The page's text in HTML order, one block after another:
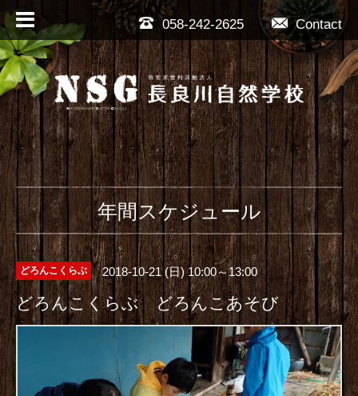
Contact
058-242-2625
年間スケジュール
どろんこくらぶ 2018-10-21 (日) 10:00～13:00
どろんこくらぶ どろんこあそび